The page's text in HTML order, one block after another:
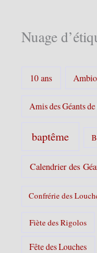
Nuage
10 ans
Amis des Géants
baptême
Calendrier des
Confrérie des
Fiète des Rigolos
Fête des Louches